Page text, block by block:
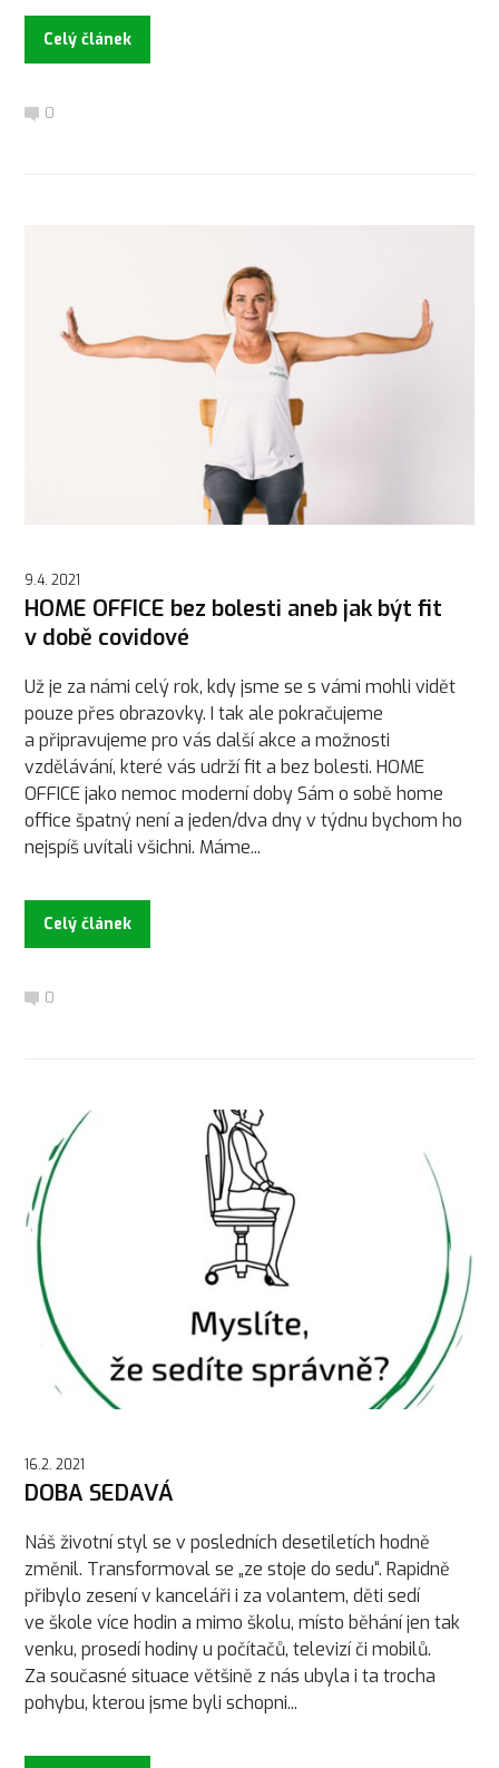
Celý článek
0
9.4. 2021
HOME OFFICE bez bolesti aneb jak být fit
v době covidové
Už je za námi celý rok, kdy jsme se s vámi mohli vidět
pouze přes obrazovky. I tak ale pokračujeme
a připravujeme pro vás další akce a možnosti
vzdělávání, které vás udrží fit a bez bolesti. HOME
OFFICE jako nemoc moderní doby Sám o sobě home
office špatný není a jeden/dva dny v týdnu bychom ho
nejspíš uvítali všichni. Máme...
Celý článek
0
16.2. 2021
DOBA SEDAVÁ
Náš životní styl se v posledních desetiletích hodně
změnil. Transformoval se „ze stoje do sedu“. Rapidně
přibylo zesení v kanceláři i za volantem, děti sedí
ve škole více hodin a mimo školu, místo běhání jen tak
venku, prosedí hodiny u počítačů, televizí či mobilů.
Za současné situace většině z nás ubyla i ta trocha
pohybu, kterou jsme byli schopni...